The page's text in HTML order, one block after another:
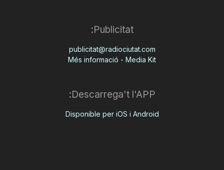
Publicitat:
publicitat@radiociutat.com
Més informació - Media Kit
Descarrega't l'APP:
Disponible per iOS i Android